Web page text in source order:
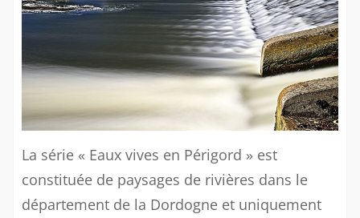
La série « Eaux vives en Périgord » est
constituée de paysages de rivières dans le
département de la Dordogne et uniquement